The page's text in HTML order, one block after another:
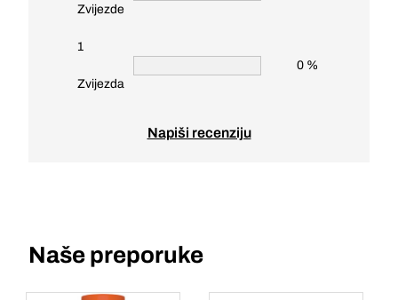
Zvijezde
1
Zvijezda
0 %
Napiši recenziju
Naše preporuke